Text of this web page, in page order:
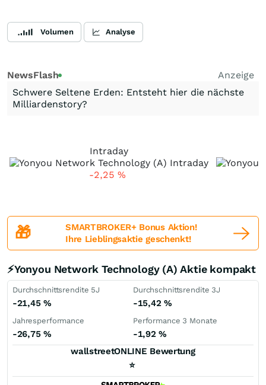
Volumen Analyse
NewsFlash
Anzeige
Schwere Seltene Erden: Entsteht hier die nächste
Milliardenstory?
Intraday
-2,25 %
🎁
SMARTBROKER+ Bonus Aktion!
Ihre Lieblingsaktie geschenkt!
⚡Yonyou Network Technology (A) Aktie kompakt
Durchschnittsrendite 5J
-21,45 %
Durchschnittsrendite 3J
-15,42 %
Jahresperformance
-26,75 %
Performance 3 Monate
-1,92%
wallstreetONLINE Bewertung
⭐